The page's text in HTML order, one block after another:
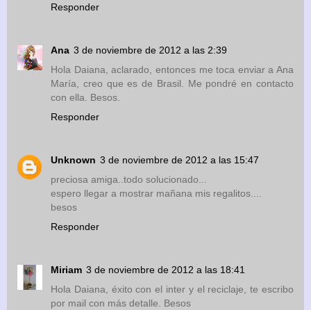
Responder
Ana 3 de noviembre de 2012 a las 2:39
Hola Daiana, aclarado, entonces me toca enviar a Ana
María, creo que es de Brasil. Me pondré en contacto
con ella. Besos.
Responder
Unknown 3 de noviembre de 2012 a las 15:47
preciosa amiga..todo solucionado...
espero llegar a mostrar mañana mis regalitos....
besos
Responder
Miriam 3 de noviembre de 2012 a las 18:41
Hola Daiana, éxito con el inter y el reciclaje, te escribo
por mail con más detalle. Besos